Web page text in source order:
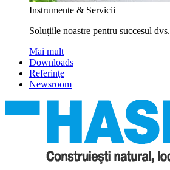
Instrumente & Servicii
Soluțiile noastre pentru succesul dvs.
Mai mult
Downloads
Referinţe
Newsroom